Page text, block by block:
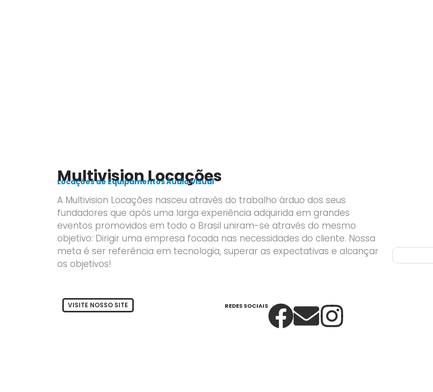
Multivision Locações
Locações de Equipamentos Áudio Visual
A Multivision Locações nasceu através do trabalho árduo dos seus
fundadores que após uma larga experiência adquirida em grandes
eventos promovidos em todo o Brasil uniram-se através do mesmo
objetivo: Dirigir uma empresa focada nas necessidades do cliente. Nossa
meta é ser referência em tecnologia, superar as expectativas e alcançar
os objetivos!
VISITE NOSSO SITE REDES SOCIAIS